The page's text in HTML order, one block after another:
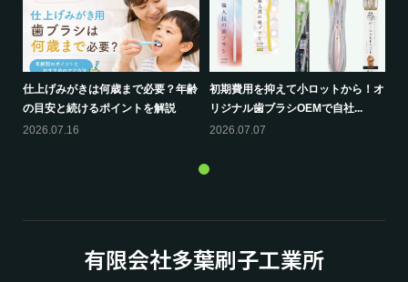
仕上げみがきは何歳まで必要？年齢
の目安と続けるポイントを解説
2026.07.16
初期費用を抑えて小ロットから！オ
リジナル歯ブラシOEMで自社...
2026.07.07
有限会社多葉刷子工業所